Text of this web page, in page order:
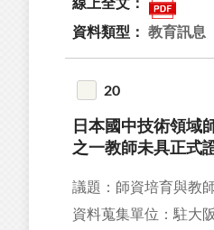
線上全文：
資料類型： 教育訊息
20
日本國中技術領域
之一教師未具正式
議題：師資培育與教
資料蒐集單位：駐大